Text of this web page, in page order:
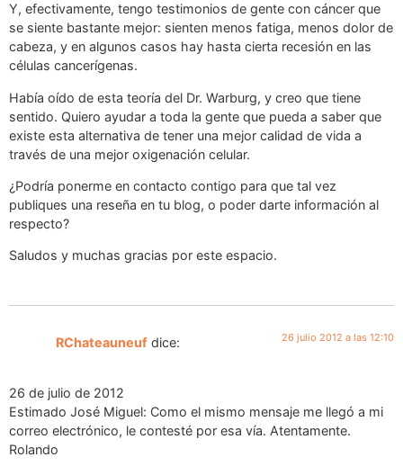
Y, efectivamente, tengo testimonios de gente con cáncer que
se siente bastante mejor: sienten menos fatiga, menos dolor de
cabeza, y en algunos casos hay hasta cierta recesión en las
células cancerígenas.
Había oído de esta teoría del Dr. Warburg, y creo que tiene
sentido. Quiero ayudar a toda la gente que pueda a saber que
existe esta alternativa de tener una mejor calidad de vida a
través de una mejor oxigenación celular.
¿Podría ponerme en contacto contigo para que tal vez
publiques una reseña en tu blog, o poder darte información al
respecto?
Saludos y muchas gracias por este espacio.
RChateauneuf dice: 26 julio 2012 a las 12:10
26 de julio de 2012
Estimado José Miguel: Como el mismo mensaje me llegó a mi
correo electrónico, le contesté por esa vía. Atentamente.
Rolando